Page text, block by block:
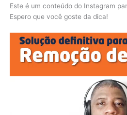
Este é um conteúdo do Instagram
Espero que você goste da dica!